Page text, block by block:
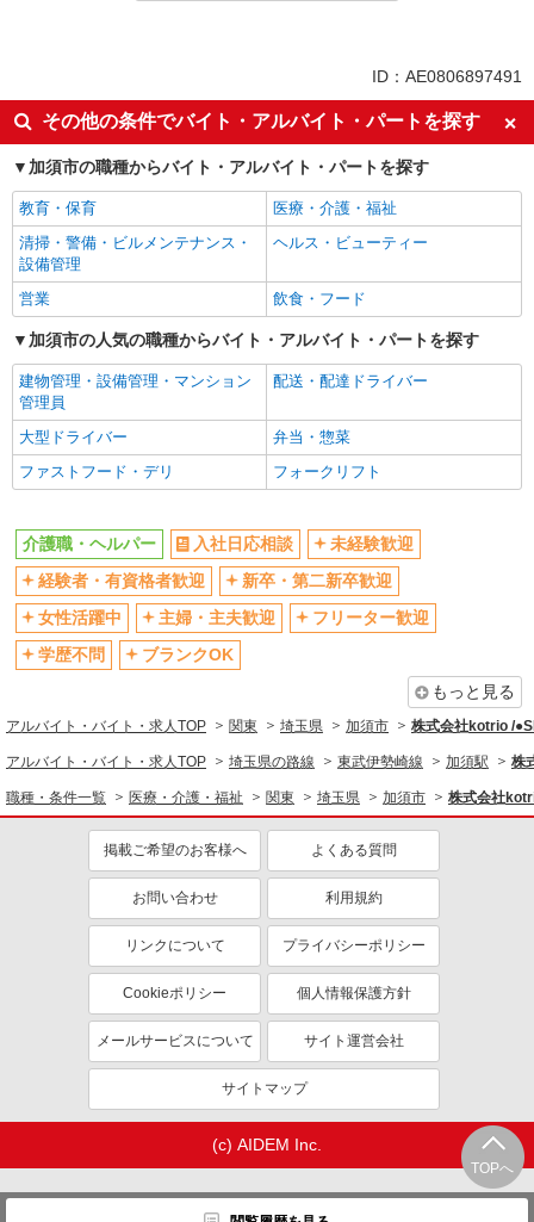
入社日応相談
未経験歓迎
経験者・有資格者歓迎
新卒・第二新卒歓迎
女性活躍中
主婦・主夫歓迎
フリーター歓迎
学歴不問
ブランクOK
ミドル（40代～）活躍中
エルダー（50代～）活躍中
シニア（60代～）活躍中
高収入・高額
ボーナス・賞与あり
昇給あり
完全週休2日制
フルタイム歓迎
禁煙・分煙
駅直結・駅チカ
車通勤OK
バイク通勤OK
自転車通勤OK
残業少なめ（月20h未満）
交通費支給
社会保険あり
産休・育休取得実績あり
退職金・財形貯蓄制度あり
各種手当（家族・役職・インセン
ティブなど）あり
制服貸与
研修制度あり
資格取得支援制度あり
医療・介護・福祉
介護職・ヘルパー
同じ特徴から求人を探す
ミドル（40代～）活躍中
ボーナス・賞与あり
車通勤OK
交通費支給
社会保険あり
産休・育休取得実績あり
ID：AE0806897491
その他の条件でバイト・アルバイト・パートを探す
加須市の職種からバイト・アルバイト・パートを探す
教育・保育
医療・介護・福祉
清掃・警備・ビルメンテナンス・
設備管理
ヘルス・ビューティー
営業 飲食・フード
加須市の人気の職種からバイト・アルバイト・パートを探す
建物管理・設備管理・マンション
管理員
配送・配達ドライバー
大型ドライバー
弁当・惣菜
ファストフード・デリ
フォークリフト
TOPへ
介護職・ヘルパー 入社日応相談
未経験歓迎
経験者・有資格者歓迎
新卒・第二新卒歓迎
女性活躍中
主婦・主夫歓迎
フリーター歓迎
学歴不問
ブランクOK
もっと見る
アルバイト・バイト・求人TOP 関東 埼玉県 加須市 株式会社kotrio /
アルバイト・バイト・求人TOP 埼玉県の路線 東武伊勢崎線 加須駅 株
職種・条件一覧 医療・介護・福祉 関東 埼玉県 加須市 株式会社
掲載ご希望のお客様へ よくある質問
お問い合わせ 利用規約
リンクについて プライバシーポリシー
Cookieポリシー 個人情報保護方針
メールサービスについて サイト運営会社
サイトマップ
(c) AIDEM Inc.